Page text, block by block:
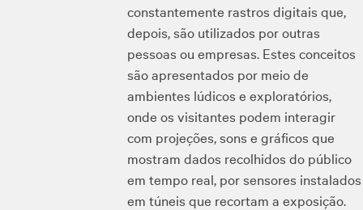
constantemente rastros digitais que,
depois, são utilizados por outras
pessoas ou empresas. Estes conceitos
são apresentados por meio de
ambientes lúdicos e exploratórios,
onde os visitantes podem interagir
com projeções, sons e gráficos que
mostram dados recolhidos do público
em tempo real, por sensores instalados
em túneis que recortam a exposição.